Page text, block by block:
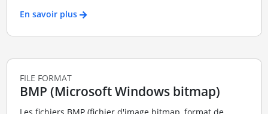
En savoir plus
FILE FORMAT
BMP (Microsoft Windows bitmap)